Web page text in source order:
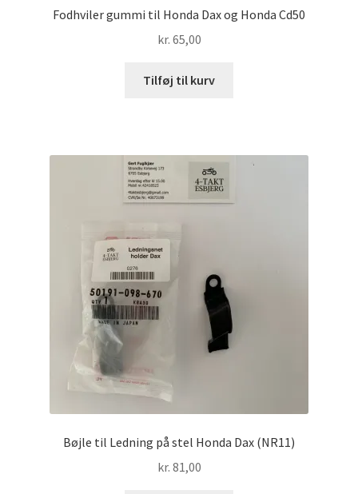
Fodhviler gummi til Honda Dax og Honda Cd50
kr. 65,00
Tilføj til kurv
Bøjle til Ledning på stel Honda Dax (NR11)
kr. 81,00